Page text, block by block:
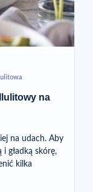
na
na udach. Aby
gładką skórę,
kilka